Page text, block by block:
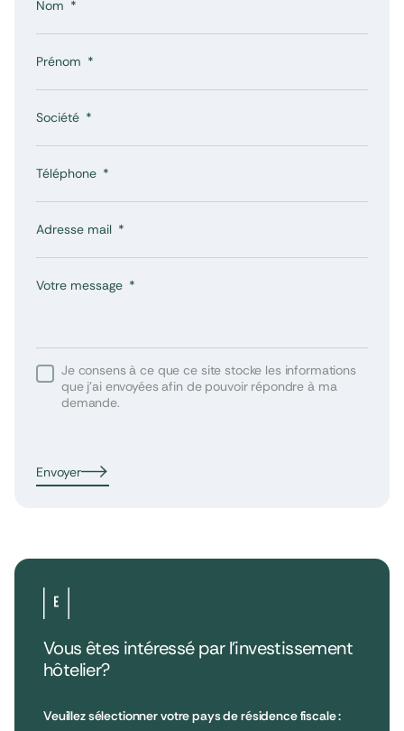
Nom
Prénom
Société
Téléphone
Adresse mail
Votre message
Je consens à ce que ce site stocke les informations
que j’ai envoyées afin de pouvoir répondre à ma
demande.
Envoyer
Vous êtes intéressé par l’investissement
hôtelier?
Veuillez sélectionner votre pays de résidence fiscale :
75008 Paris, France
Reporting